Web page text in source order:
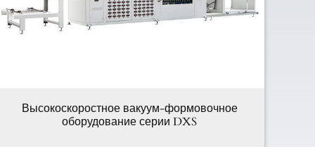
Высокоскоростное вакуум-формовочное
оборудование серии DXS